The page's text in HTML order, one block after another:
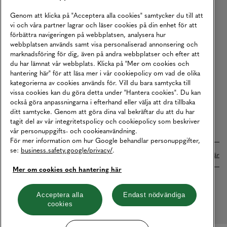
Köpvillkor
Karriär
Vårt Ansvar
Våra Tjänster
Press
Studentrabatt
B2B
Tillgänglighetsredogörelse
Betalningar online sköts i samarbete med Klarna. Läs mer här
Cookies Integritetspolicy
Hantera cookies
Genom att klicka på "Acceptera alla cookies" samtycker du till att
vi och våra partner lagrar och läser cookies på din enhet för att
förbättra navigeringen på webbplatsen, analysera hur
webbplatsen används samt visa personaliserad annonsering och
marknadsföring för dig, även på andra webbplatser och efter att
du har lämnat vår webbplats. Klicka på "Mer om cookies och
hantering här" för att läsa mer i vår cookiepolicy om vad de olika
kategorierna av cookies används för. Vill du bara samtycka till
vissa cookies kan du göra detta under "Hantera cookies". Du kan
också göra anpassningarna i efterhand eller välja att dra tillbaka
ditt samtycke. Genom att göra dina val bekräftar du att du har
tagit del av vår integritetspolicy och cookiepolicy som beskriver
vår personuppgifts- och cookieanvändning.
För mer information om hur Google behandlar personuppgifter,
se: business.safety.google/privacy/.
Mer om cookies och hantering här
Acceptera alla
cookies
Endast nödvändiga